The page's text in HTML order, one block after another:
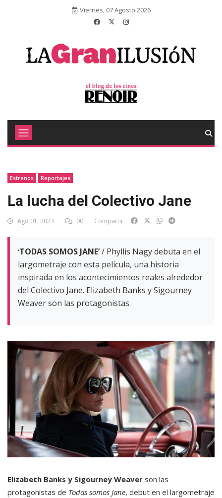
Viernes, 07 Agosto 2026
Estrenos Reportajes
La lucha del Colectivo Jane
Ago 01, 2023 00 Compartir:
‘TODAS SOMOS JANE’/ Phyllis Nagy debuta en el
largometraje con esta película, una historia
inspirada en los acontecimientos reales alrededor
del Colectivo Jane. Elizabeth Banks y Sigourney
Weaver son las protagonistas.
Elizabeth Banks y Sigourney Weaver son las
protagonistas de Todas somos Jane, debut en el largometraje